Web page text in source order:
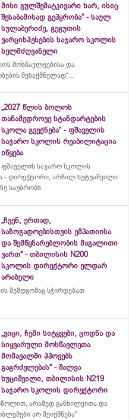
მისი გულშემატკივარი ხარ, ისიც
შესაბამისად გეპყრობა“ - საულ
სულაბერიძე, გეგუთის
ვარციხჰესების საჯარო სკოლის
ხელმძღვანელი
მოსწავლეებისა და
შესაქმნელად“...
„2027 წლის ბოლოს
თანამედროვე სტანდარტების
სკოლა გვექნება“ - ფშაველის
საჯარო სკოლის რეაბილიტაცია
იწყება
ფშაველის საჯარო სკოლის
- დირექტორი, არჩილ ხუტუაშვილი
საუბრობს
„ჩვენ, ერთად,
საზოგადოებისთვის ემპათიისა
და შემწყნარებლობის მაგალითი
ვართ“ - თბილისის N200
სკოლის დირექტორი ელდარ
არაბული
შემდგომაც სჭირდებათ
„ვიცი, ჩემი სიტყვები, ცოდნა და
სიყვარული მოსწავლეთა
მომავალში ჰპოვებს
გაგრძელებას“ - შალვა
ხუციშვილი, თბილისის N219
საჯარო სკოლის დირექტორი
არამედ განხილვითა და
არ შეიქმნება“